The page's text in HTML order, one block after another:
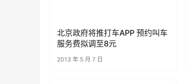
北京政府将推打车APP 预约叫车
服务费拟调至8元
2013 年 5 月 7 日